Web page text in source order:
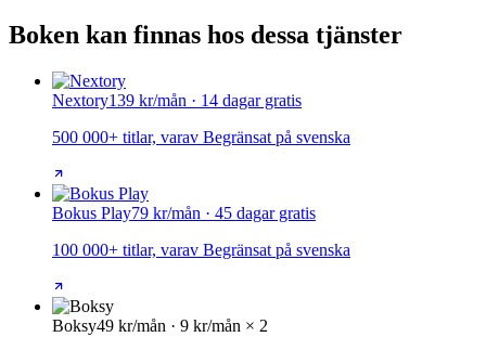
Boken kan finnas hos dessa tjänster
Nextory139 kr/mån · 14 dagar gratis
500 000+ titlar, varav Begränsat på svenska
Bokus Play79 kr/mån · 45 dagar gratis
100 000+ titlar, varav Begränsat på svenska
Boksy49 kr/mån · 9 kr/mån × 2